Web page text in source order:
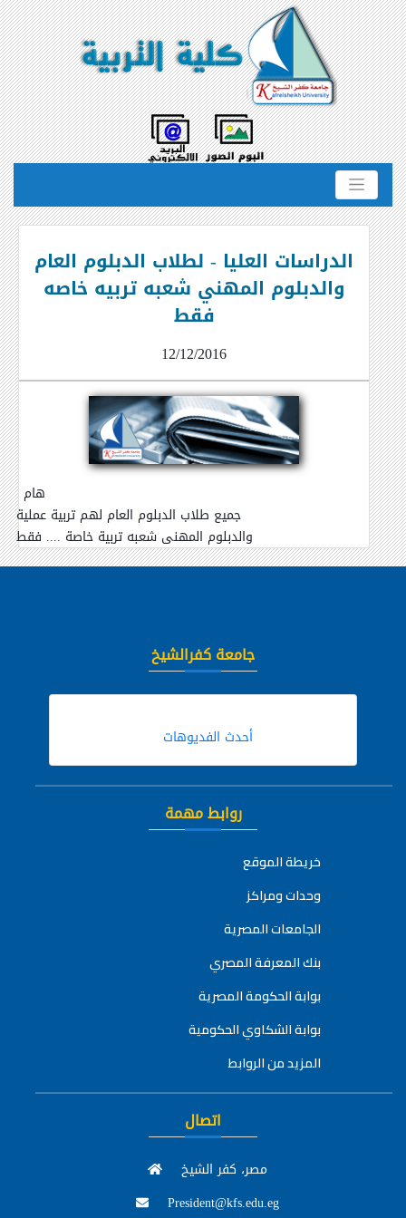
الدراسات العليا - لطلاب الدبلوم العام
والدبلوم المهني شعبه تربيه خاصه
فقط
12/12/2016
هام
جميع طلاب الدبلوم العام لهم تربية عملية
والدبلوم المهنى شعبه تربية خاصة .... فقط
جامعة كفرالشيخ
أحدث الفديوهات
روابط مهمة
خريطة الموقع
وحدات ومراكز
الجامعات المصرية
بنك المعرفة المصري
بوابة الحكومة المصرية
بوابة الشكاوي الحكومية
المزيد من الروابط
اتصال
مصر، كفر الشيخ
President@kfs.edu.eg